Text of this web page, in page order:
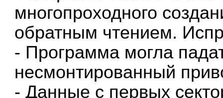
многопроходного
обратным чтением.
- Программа могла
несмонтированный
- Данные с первых